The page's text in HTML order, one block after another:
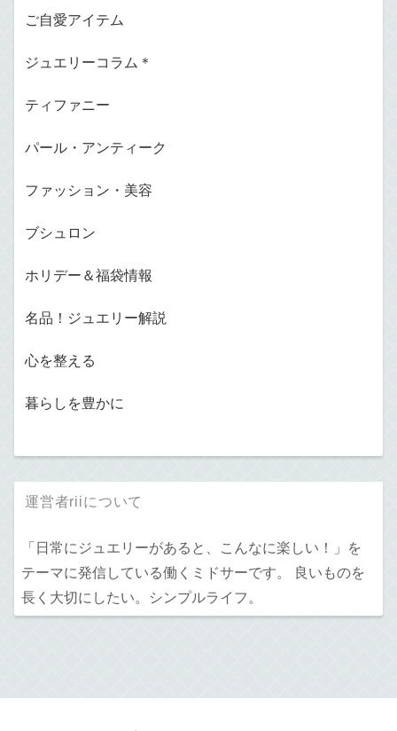
ご自愛アイテム
ジュエリーコラム＊
ティファニー
パール・アンティーク
ファッション・美容
ブシュロン
ホリデー＆福袋情報
名品！ジュエリー解説
心を整える
暮らしを豊かに
運営者riiについて
「日常にジュエリーがあると、こんなに楽しい！」を
テーマに発信している働くミドサーです。 良いものを
長く大切にしたい。シンプルライフ。